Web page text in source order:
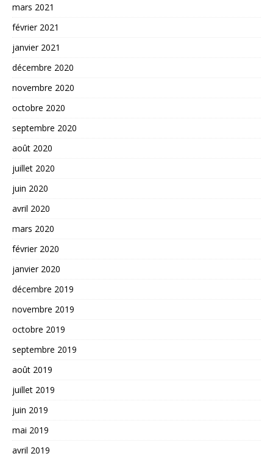
mars 2021
février 2021
janvier 2021
décembre 2020
novembre 2020
octobre 2020
septembre 2020
août 2020
juillet 2020
juin 2020
avril 2020
mars 2020
février 2020
janvier 2020
décembre 2019
novembre 2019
octobre 2019
septembre 2019
août 2019
juillet 2019
juin 2019
mai 2019
avril 2019